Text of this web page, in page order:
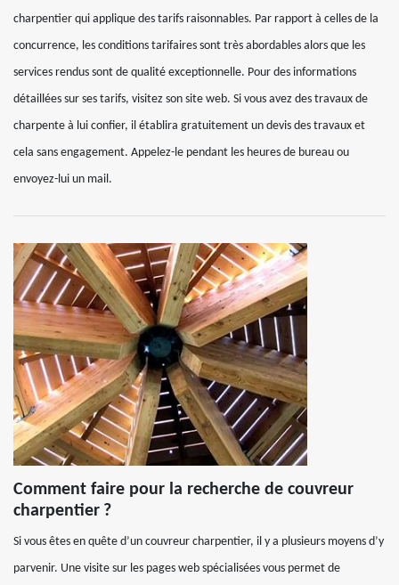
charpentier qui applique des tarifs raisonnables. Par rapport à celles de la
concurrence, les conditions tarifaires sont très abordables alors que les
services rendus sont de qualité exceptionnelle. Pour des informations
détaillées sur ses tarifs, visitez son site web. Si vous avez des travaux de
charpente à lui confier, il établira gratuitement un devis des travaux et
cela sans engagement. Appelez-le pendant les heures de bureau ou
envoyez-lui un mail.
Comment faire pour la recherche de couvreur
charpentier ?
Si vous êtes en quête d’un couvreur charpentier, il y a plusieurs moyens d’y
parvenir. Une visite sur les pages web spécialisées vous permet de